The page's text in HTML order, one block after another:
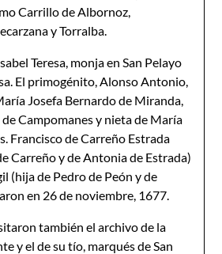
Carrillo de Albornoz,
y Torralba.
Teresa, monja en San Pelayo
El primogénito, Alonso Antonio,
Josefa Bernardo de Miranda,
de Campomanes y nieta de María
Francisco de Carreño Estrada
Carreño y de Antonia de Estrada)
(hija de Pedro de Peón y de
en 26 de noviembre, 1677.
también el archivo de la
y el de su tío, marqués de San